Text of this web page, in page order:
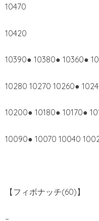
10470
10420
10390● 10380● 10360●
10280 10270 10260●
10200● 10180● 10170●
10090● 10070 10040
【フィボナッチ(60)】
–